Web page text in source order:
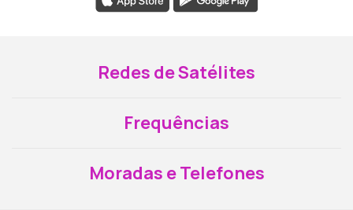
Redes de Satélites
Frequências
Moradas e Telefones